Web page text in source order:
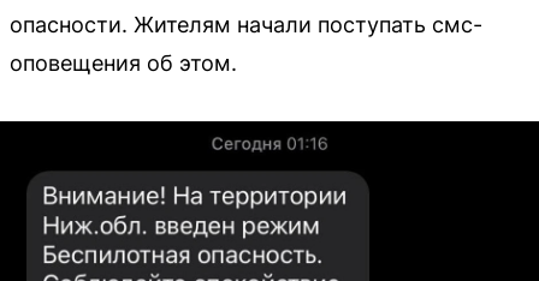
опасности. Жителям начали поступать смс-
оповещения об этом.